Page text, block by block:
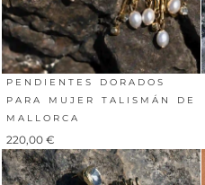
PENDIENTES DORADOS
PARA MUJER TALISMÁN DE
MALLORCA
220,00 €